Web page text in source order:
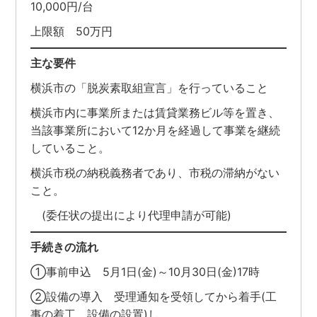
10,000円/台
上限額 50万円
主な要件
横浜市の「脱炭素取組宣言」を行っていること
横浜市内に事業所または賃貸業務ビル等を置き、
当該事業所において12か月を経過して事業を継続
していること。
横浜市税の納税義務者であり、市税の滞納がない
こと。
(委任状の提出により代理申請が可能)
手続きの流れ
①事前申込 5月1日(金)～10月30日(金)17時
②設備の導入 受理通知を受領してから着手(工
事の着工、設備の設置)し